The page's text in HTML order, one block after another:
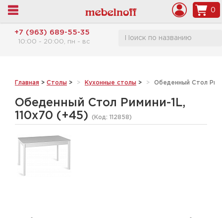
0
+7 (963) 689-55-35
10:00 - 20:00, пн - вс
Главная > Столы > Кухонные столы > Обеденный Стол
Обеденный Стол Римини-1L,
110х70 (+45)
(Код: 112858)